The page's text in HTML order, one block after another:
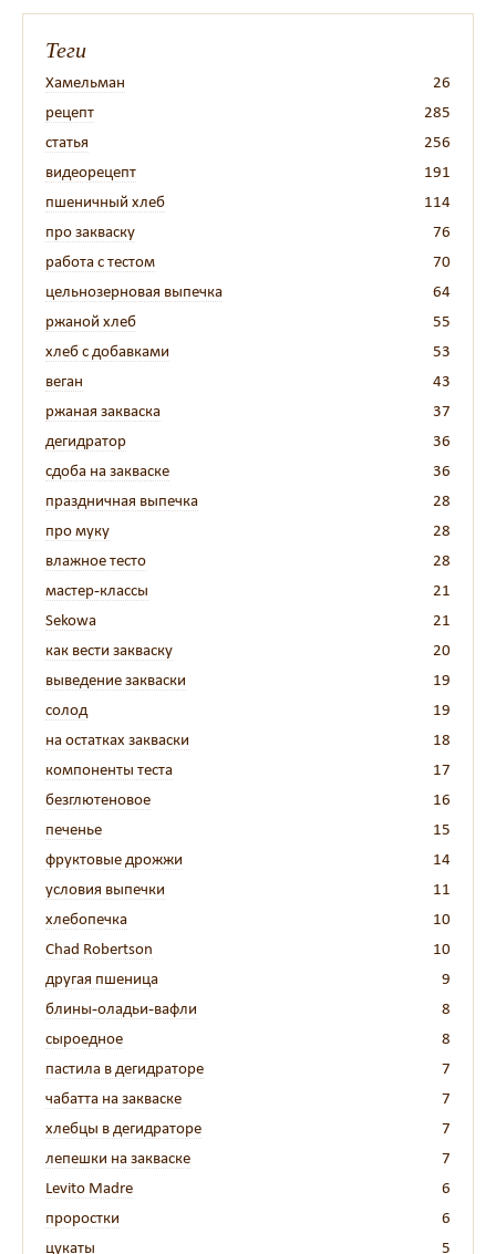
Теги
Хамельман
26
рецепт
285
статья
256
видеорецепт
191
пшеничный хлеб
114
про закваску
76
работа с тестом
70
цельнозерновая выпечка
64
ржаной хлеб
55
хлеб с добавками
53
веган
43
ржаная закваска
37
дегидратор
36
сдоба на закваске
36
праздничная выпечка
28
про муку
28
влажное тесто
28
мастер-классы
21
Sekowa
21
как вести закваску
20
выведение закваски
19
солод
19
на остатках закваски
18
компоненты теста
17
безглютеновое
16
печенье
15
фруктовые дрожжи
14
условия выпечки
11
хлебопечка
10
Chad Robertson
10
другая пшеница
9
блины-оладьи-вафли
8
сыроедное
8
пастила в дегидраторе
7
чабатта на закваске
7
хлебцы в дегидраторе
7
лепешки на закваске
7
Levito Madre
6
проростки
6
цукаты
5